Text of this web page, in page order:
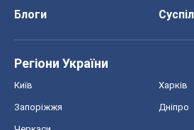
Блоги
Регіони України
Київ Харків
Запоріжжя Дніпро